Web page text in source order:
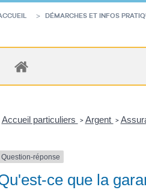
DÉMARCHES ET INFOS
Accueil particuliers > Argent >
Question-réponse
ce que la